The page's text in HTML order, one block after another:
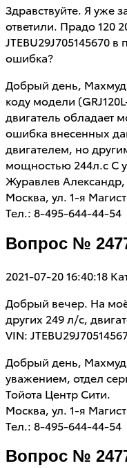
Здравствуйте. Я уже
ответили. Прадо 120
JTEBU29J705145670 в
ошибка?
Добрый день,
коду модели
двигатель обладает
ошибка внесенных
двигателем, но
мощностью 244л.с С
Журавлев
Москва, ул. 1-я
Тел.: 8-495-644-44-54
Вопрос №
2021-07-20 16:40:18
Добрый вечер. На
других 249 л/с,
VIN:
Добрый день,
уважением, отдел
Тойота Центр Сити.
Москва, ул. 1-я
Тел.: 8-495-644-44-54
Вопрос №